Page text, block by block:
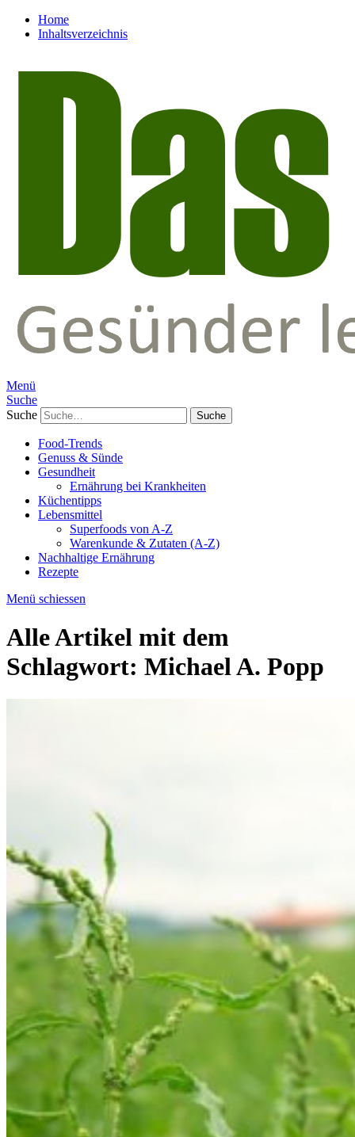
Home
Inhaltsverzeichnis
Menü
Suche
Suche
Food-Trends
Genuss & Sünde
Gesundheit
Ernährung bei Krankheiten
Küchentipps
Lebensmittel
Superfoods von A-Z
Warenkunde & Zutaten (A-Z)
Nachhaltige Ernährung
Rezepte
Menü schiessen
Alle Artikel mit dem
Schlagwort: Michael A. Popp